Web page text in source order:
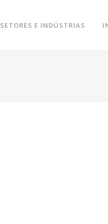
SETORES E INDÚSTRIAS